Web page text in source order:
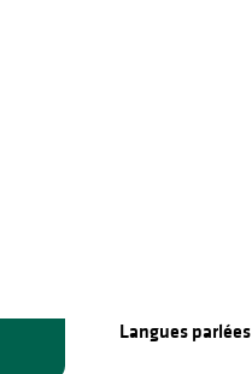
Langues parlées
Langues parlées